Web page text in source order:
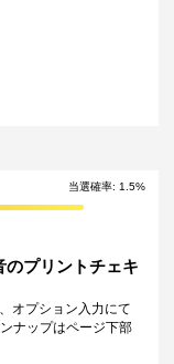
届け目安から前後し
、配送業者および配
ってください。
はなりませんのでご
で行い、完了次第当落
トへのご回答が必須と
当選確率: 1.5%
のプリントチェキ
オプション入力にて
ナップはページ下部